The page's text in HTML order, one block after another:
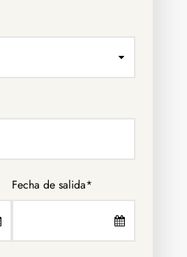
Fecha de salida*